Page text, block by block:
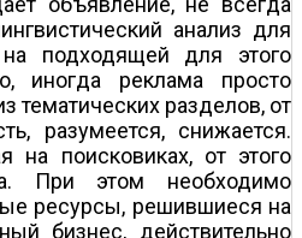
анализ для
подходящей для этого
иногда реклама просто
тематических разделов, от
разумеется, снижается.
на поисковиках, от этого
При этом необходимо
ресурсы, решившиеся на
бизнес, действительно